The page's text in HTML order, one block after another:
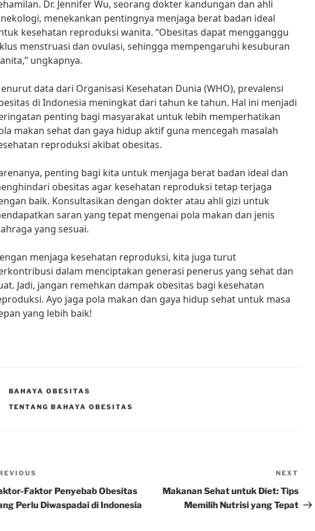
Dr. Jennifer Wu, seorang dokter kandungan dan ahli
menekankan pentingnya menjaga berat badan ideal
kesehatan reproduksi wanita. “Obesitas dapat mengganggu
menstruasi dan ovulasi, sehingga mempengaruhi kesuburan
ungkapnya.
data dari Organisasi Kesehatan Dunia (WHO), prevalensi
di Indonesia meningkat dari tahun ke tahun. Hal ini menjadi
penting bagi masyarakat untuk lebih memperhatikan
makan sehat dan gaya hidup aktif guna mencegah masalah
reproduksi akibat obesitas.
penting bagi kita untuk menjaga berat badan ideal dan
obesitas agar kesehatan reproduksi tetap terjaga
baik. Konsultasikan dengan dokter atau ahli gizi untuk
saran yang tepat mengenai pola makan dan jenis
yang sesuai.
menjaga kesehatan reproduksi, kita juga turut
dalam menciptakan generasi penerus yang sehat dan
Jadi, jangan remehkan dampak obesitas bagi kesehatan
Ayo jaga pola makan dan gaya hidup sehat untuk masa
yang lebih baik!
CATEGORIES
BAHAYA OBESITAS
TAGS
TENTANG BAHAYA OBESITAS
Faktor Penyebab Obesitas
Perlu Diwaspadai di Indonesia
Post
NEXT
Makanan Sehat untuk Diet: Tips
Memilih Nutrisi yang Tepat